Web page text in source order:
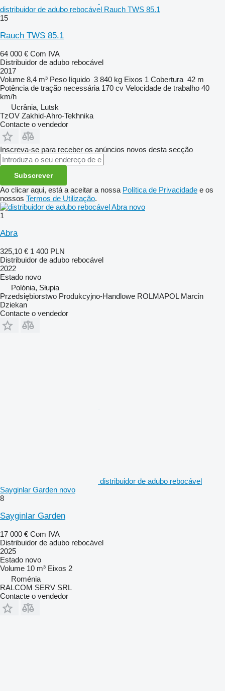
distribuidor de adubo rebocável Rauch TWS 85.1
15
Rauch TWS 85.1
64 000 € Com IVA
Distribuidor de adubo rebocável
2017
Volume 8,4 m³ Peso líquido 3 840 kg Eixos 1 Cobertura 42 m
Potência de tração necessária 170 cv Velocidade de trabalho 40
km/h
Ucrânia, Lutsk
TzOV Zakhid-Ahro-Tekhnika
Contacte o vendedor
Inscreva-se para receber os anúncios novos desta secção
Subscrever
Ao clicar aqui, está a aceitar a nossa Política de Privacidade e os
nossos Termos de Utilização.
1
Abra
325,10 € 1 400 PLN
Distribuidor de adubo rebocável
2022
Estado novo
Polónia, Słupia
Przedsiębiorstwo Produkcyjno-Handlowe ROLMAPOL Marcin
Dziekan
Contacte o vendedor
distribuidor de adubo rebocável
Sayginlar Garden novo
8
Sayginlar Garden
17 000 € Com IVA
Distribuidor de adubo rebocável
2025
Estado novo
Volume 10 m³ Eixos 2
Roménia
RALCOM SERV SRL
Contacte o vendedor